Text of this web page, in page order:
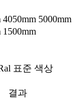
4050mm 5000mm
1500mm
표준 색상
결과